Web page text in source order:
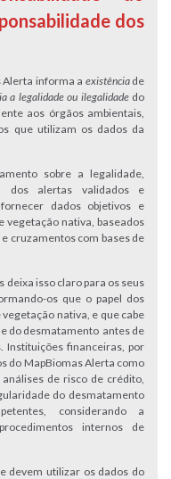
dos
Alerta informa a existênciade
a legalidade ou ilegalidadedo
aos órgãos ambientais,
que utilizam os dados da
sobre a legalidade,
dos alertas validados e
dados objetivos e
vegetação nativa, baseados
cruzamentos com bases de
deixa isso claro para os seus
os que o papel dos
nativa, e que cabe
do desmatamento antes de
Instituições financeiras, por
do MapBiomas Alerta como
de risco de crédito,
do desmatamento
considerando a
internos de
devem utilizar os dados do